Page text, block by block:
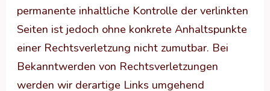
permanente inhaltliche Kontrolle der verlinkten
Seiten ist jedoch ohne konkrete Anhaltspunkte
einer Rechtsverletzung nicht zumutbar. Bei
Bekanntwerden von Rechtsverletzungen
werden wir derartige Links umgehend